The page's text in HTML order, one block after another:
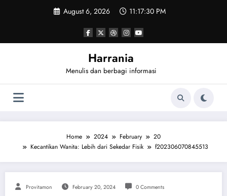
August 6, 2026 11:17:30 PM
Harrania
Menulis dan berbagi informasi
Home 2024 February
20
Kecantikan Wanita: Lebih dari Sekedar Fisik
f202306070845513
Provitamon February 20, 2024 0 Comments